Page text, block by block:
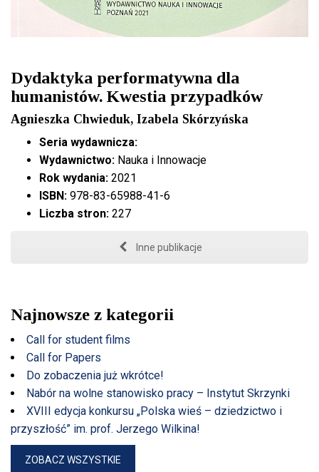
Dydaktyka performatywna dla
humanistów. Kwestia przypadków
Agnieszka Chwieduk, Izabela Skórzyńska
Seria wydawnicza:
Wydawnictwo: Nauka i Innowacje
Rok wydania: 2021
ISBN: 978-83-65988-41-6
Liczba stron: 227
Inne publikacje
Najnowsze z kategorii
Call for student films
Call for Papers
Do zobaczenia już wkrótce!
Nabór na wolne stanowisko pracy – Instytut Skrzynki
XVIII edycja konkursu „Polska wieś – dziedzictwo i
przyszłość” im. prof. Jerzego Wilkina!
ZOBACZ WSZYSTKIE